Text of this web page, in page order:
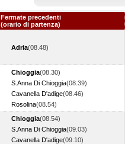
Fermate precedenti
(orario di partenza)
Adria(08.48)
Chioggia(08.30)
S.Anna Di Chioggia(08.39)
Cavanella D'adige(08.46)
Rosolina(08.54)
Chioggia(08.54)
S.Anna Di Chioggia(09.03)
Cavanella D'adige(09.10)